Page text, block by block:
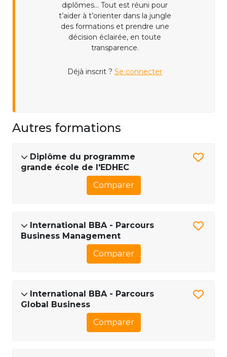
diplômes... Tout est réuni pour
t’aider à t’orienter dans la jungle
des formations et prendre une
décision éclairée, en toute
transparence.
Déjà inscrit ? Se connecter
Autres formations
Diplôme du programme
grande école de l'EDHEC
Comparer
International BBA - Parcours
Business Management
Comparer
International BBA - Parcours
Global Business
Comparer